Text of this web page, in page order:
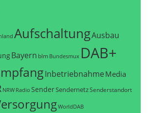
AufschaltungAusbau
Bayern blm Bundesmux DAB+
Inbetriebnahme Media
NRW Radio SenderSendernetzSenderstandort
WorldDAB